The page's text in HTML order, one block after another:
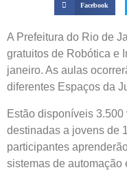
Facebook
A Prefeitura do Rio de
gratuitos de Robótica e
janeiro. As aulas
diferentes Espaços da
Estão disponíveis
destinadas a jovens de
participantes
sistemas de automação